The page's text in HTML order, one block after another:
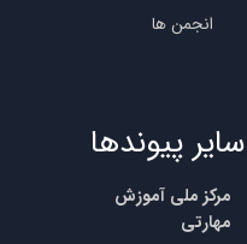
انجمن ها
سایر پیوندها
مرکز ملی آموزش
مهارتی